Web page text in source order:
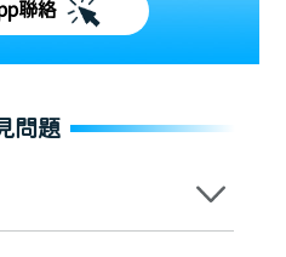
聯絡
問題
訓，各分院匯聚來自香港、內地的